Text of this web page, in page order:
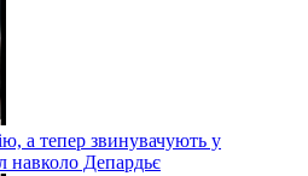
а тепер звинувачують у
навколо Депардьє